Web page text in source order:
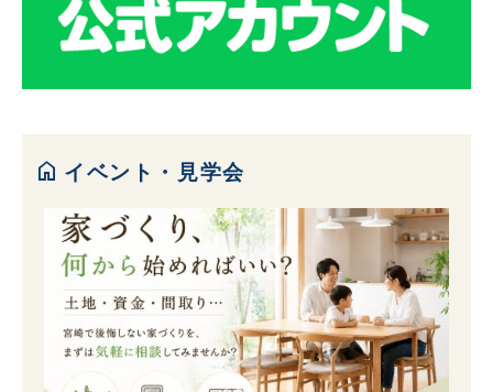
home イベント・見学会